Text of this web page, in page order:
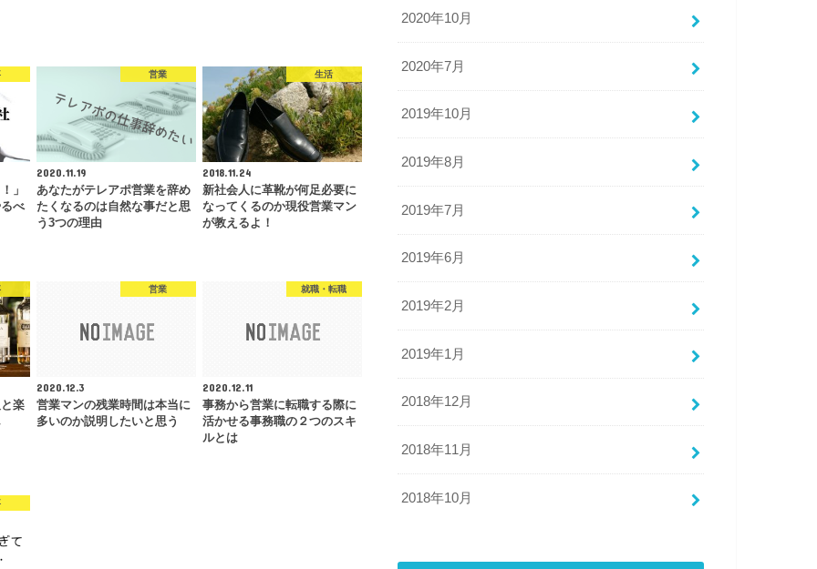
」
べ
営業
2020.11.19
あなたがテレアポ営業を辞め
たくなるのは自然な事だと思
う3つの理由
生活
2018.11.24
新社会人に革靴が何足必要に
なってくるのか現役営業マン
が教えるよ！
楽
営業
2020.12.3
営業マンの残業時間は本当に
多いのか説明したいと思う
就職・転職
2020.12.11
事務から営業に転職する際に
活かせる事務職の２つのスキ
ルとは
2020年10月
2020年7月
2019年10月
2019年8月
2019年7月
2019年6月
2019年2月
2019年1月
2018年12月
2018年11月
2018年10月